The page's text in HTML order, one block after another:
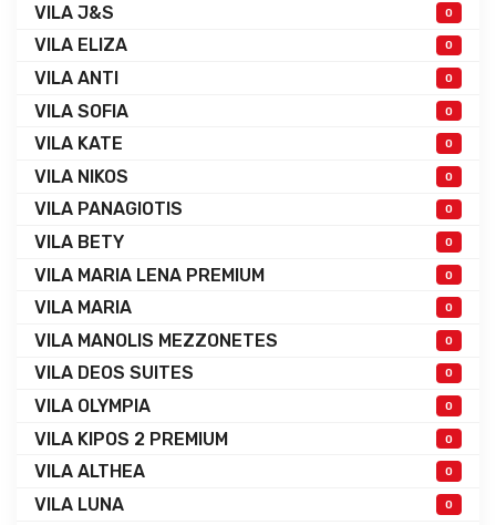
VILA J&S 0
VILA ELIZA 0
VILA ANTI 0
VILA SOFIA 0
VILA KATE 0
VILA NIKOS 0
VILA PANAGIOTIS 0
VILA BETY 0
VILA MARIA LENA PREMIUM 0
VILA MARIA 0
VILA MANOLIS MEZZONETES 0
VILA DEOS SUITES 0
VILA OLYMPIA 0
VILA KIPOS 2 PREMIUM 0
VILA ALTHEA 0
VILA LUNA 0